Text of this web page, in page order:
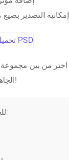
إمكانية التصدير
اختر من بين
الجاهزة للاستخدام الفوري!
للحصول على الدعم الفني: